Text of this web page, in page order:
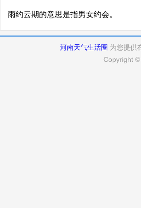
雨约云期的意思是指男女约会。
河南天气生活圈 为您提供
Copyright